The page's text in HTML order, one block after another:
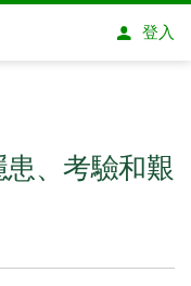
登入
患、考驗和艱